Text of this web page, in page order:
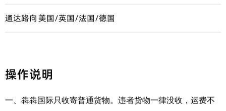
通达路向美国/英国/法国/德国
操作说明
一、犇犇国际只收寄普通货物。违者货物一律没收，运费不